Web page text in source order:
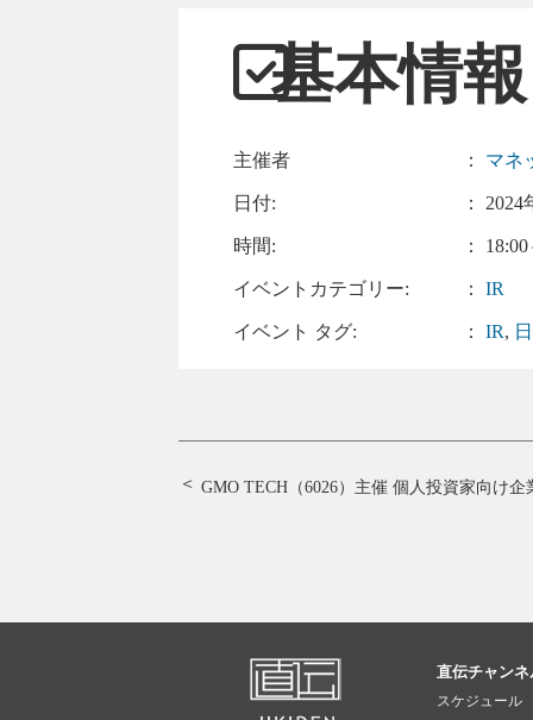
基本情報
主催者 ： マネ
日付: ： 2024
時間: ：
イベントカテゴリー: ：IR
イベント タグ: ：IR,
GMO TECH（6026）主催 個人投資家向け企
直伝チャン
スケジュール